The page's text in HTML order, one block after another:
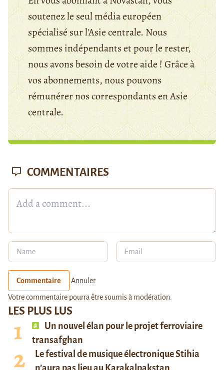
soutenez le seul média européen
spécialisé sur l'Asie centrale. Nous
sommes indépendants et pour le rester,
nous avons besoin de votre aide ! Grâce à
vos abonnements, nous pouvons
rémunérer nos correspondants en Asie
centrale.
LES PLUS LUS
Un nouvel élan pour le projet ferroviaire
transafghan
Le festival de musique électronique Stihia
COMMENTAIRES
Commentaire Annuler
Votre commentaire pourra être soumis à modération.